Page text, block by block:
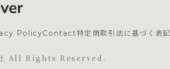
PolicyContact特定商取引法に基づく表記
All Rights Reserved.